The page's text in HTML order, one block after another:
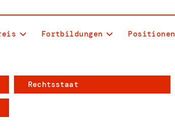
Fortbildungen Positionen
Rechtsstaat